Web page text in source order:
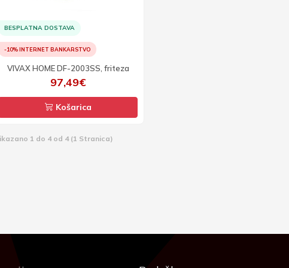
BESPLATNA DOSTAVA
-10% INTERNET BANKARSTVO
VIVAX HOME DF-2003SS, friteza
97,49€
Košarica
1 do 4 od 4 (1 Stranica)